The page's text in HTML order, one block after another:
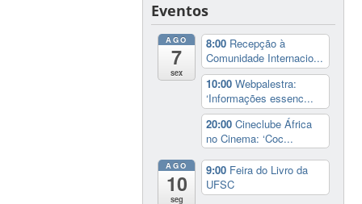
Eventos
AGO
7
sex
8:00 Recepção à
Comunidade Internacio...
10:00Webpalestra:
‘Informações essenc...
20:00Cineclube África
no Cinema: ‘Coc...
AGO
10
seg
9:00 Feira do Livro da
UFSC